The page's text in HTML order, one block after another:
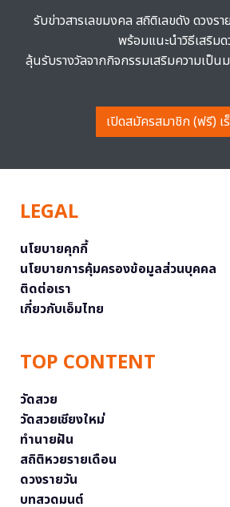
รับข่าวสารเลขมงคล สถิติเลขดัง ดวงร
พร้อมแนะนำวิธีเสริมด
ลุ้นรับรางวัลจากกิจกรรมเสริมความเป็น
เปิดสมัครสมาชิก (ฟรี) เ
LEGAL
นโยบายคุกกี้
นโยบายการคุ้มครองข้อมูลส่วนบุคคล
ติดต่อเรา
เกี่ยวกับเอ็มไทย
TOP CONTENT
วัดสวย
วัดสวยเชียงใหม่
ทำนายฝัน
สถิติหวยรายเดือน
ดวงรายวัน
บทสวดมนต์